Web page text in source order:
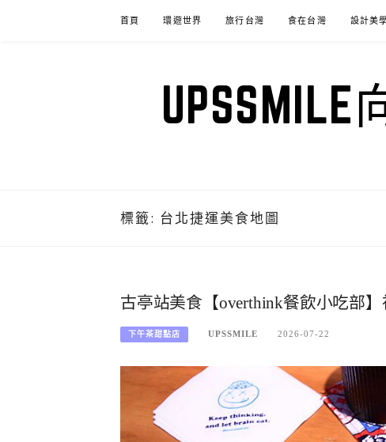
首頁 環遊世界 旅行台灣 食在台灣 設計美
標籤: 台北捷運美食地圖
古亭站美食【overthink餐飲小吃部
下午茶甜點店 UPSSMILE 2026-07-22